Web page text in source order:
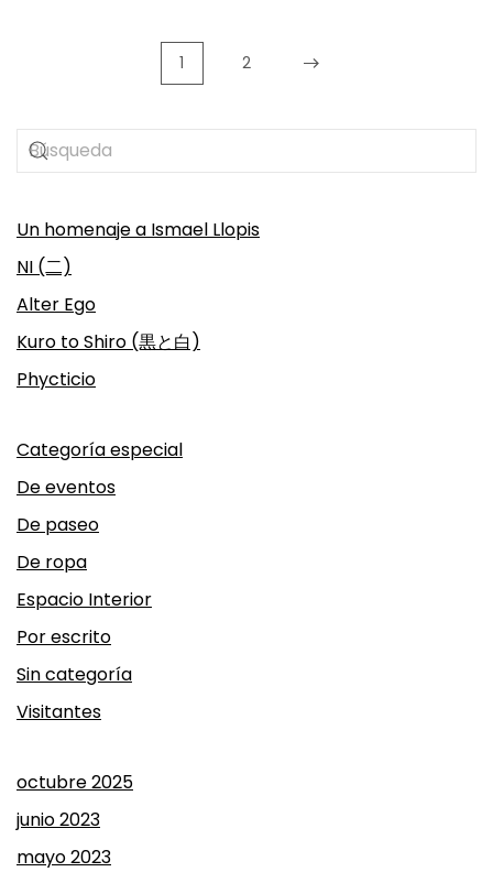
1 2
Un homenaje a Ismael Llopis
NI (二)
Alter Ego
Kuro to Shiro (黒と白)
Phycticio
Categoría especial
De eventos
De paseo
De ropa
Espacio Interior
Por escrito
Sin categoría
Visitantes
octubre 2025
junio 2023
mayo 2023